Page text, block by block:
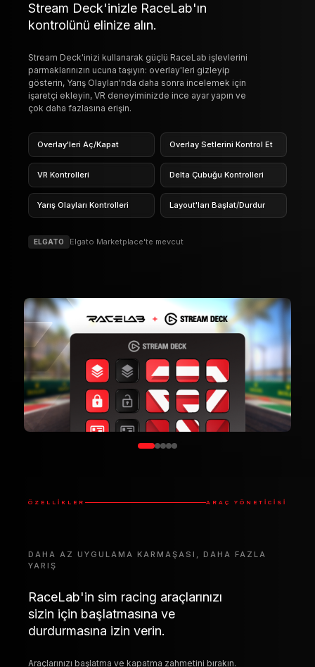
Stream Deck'inizle RaceLab'ın
kontrolünü elinize alın.
Stream Deck'inizi kullanarak güçlü RaceLab işlevlerini
parmaklarınızın ucuna taşıyın: overlay'leri gizleyip
gösterin, Yarış Olayları'nda daha sonra incelemek için
işaretçi ekleyin, VR deneyiminizde ince ayar yapın ve
çok daha fazlasına erişin.
Overlay'leri Aç/Kapat Overlay Setlerini Kontrol Et
VR Kontrolleri Delta Çubuğu Kontrolleri
Yarış Olayları Kontrolleri Layout'ları Başlat/Durdur
ELGATO Elgato Marketplace'te mevcut
ÖZELLIKLER ARAÇ YÖNETICISI
DAHA AZ UYGULAMA KARMAŞASI, DAHA FAZLA
YARIŞ
RaceLab'in sim racing araçlarınızı
sizin için başlatmasına ve
durdurmasına izin verin.
Araçlarınızı başlatma ve kapatma zahmetini bırakın.